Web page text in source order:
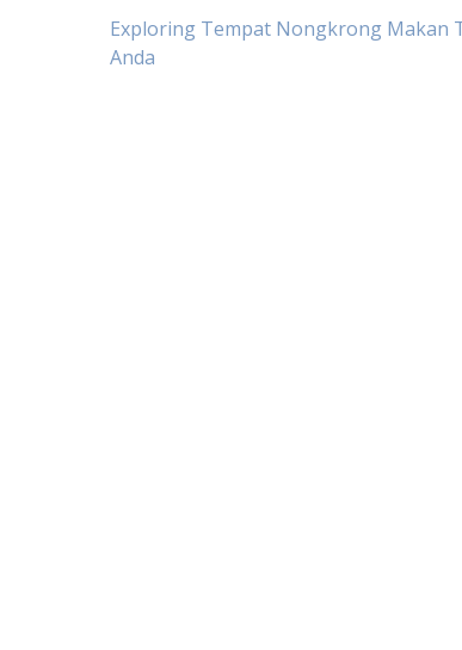
Post
Exploring Tempat Nongkrong Makan
Anda